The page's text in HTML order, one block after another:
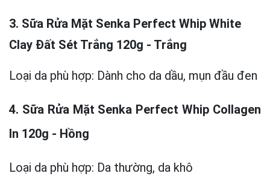
3. Sữa Rửa Mặt Senka Perfect Whip White
Clay Đất Sét Trắng 120g - Trắng
Loại da phù hợp: Dành cho da dầu, mụn đầu đen
4. Sữa Rửa Mặt Senka Perfect Whip Collagen
In 120g - Hồng
Loại da phù hợp: Da thường, da khô